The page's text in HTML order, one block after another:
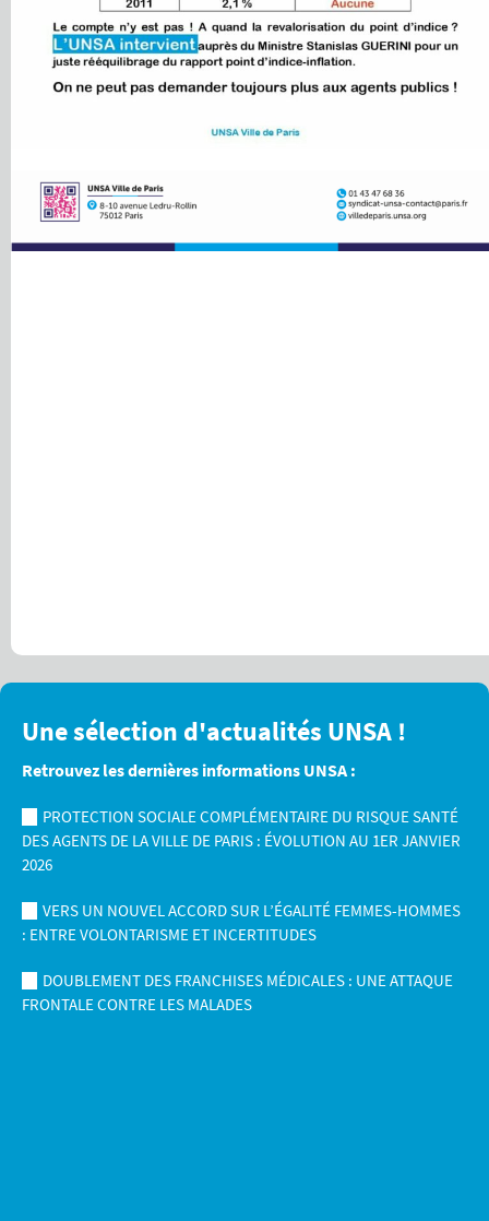
Une sélection d'actualités UNSA !
Retrouvez les dernières informations UNSA :
PROTECTION SOCIALE COMPLÉMENTAIRE DU RISQUE SANTÉ
DES AGENTS DE LA VILLE DE PARIS : ÉVOLUTION AU 1ER JANVIER
2026
VERS UN NOUVEL ACCORD SUR L’ÉGALITÉ FEMMES-HOMMES
: ENTRE VOLONTARISME ET INCERTITUDES
DOUBLEMENT DES FRANCHISES MÉDICALES : UNE ATTAQUE
FRONTALE CONTRE LES MALADES